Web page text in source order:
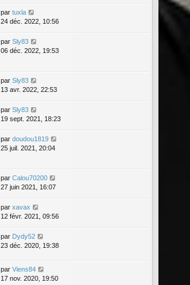
par tuxla
24 déc. 2022, 10:56
par Sly83
06 déc. 2022, 19:53
par Sly83
13 avr. 2022, 22:53
par Sly83
19 sept. 2021, 18:23
par doudou1819
25 juil. 2021, 20:04
par Calou70200
27 juin 2021, 16:07
par xavax
12 févr. 2021, 09:56
par Dydy52
23 déc. 2020, 19:38
par Viens84
17 nov. 2020, 19:50